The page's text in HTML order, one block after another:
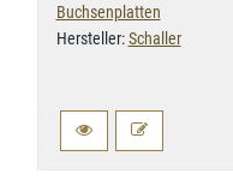
Buchsenplatten
Hersteller:Schaller